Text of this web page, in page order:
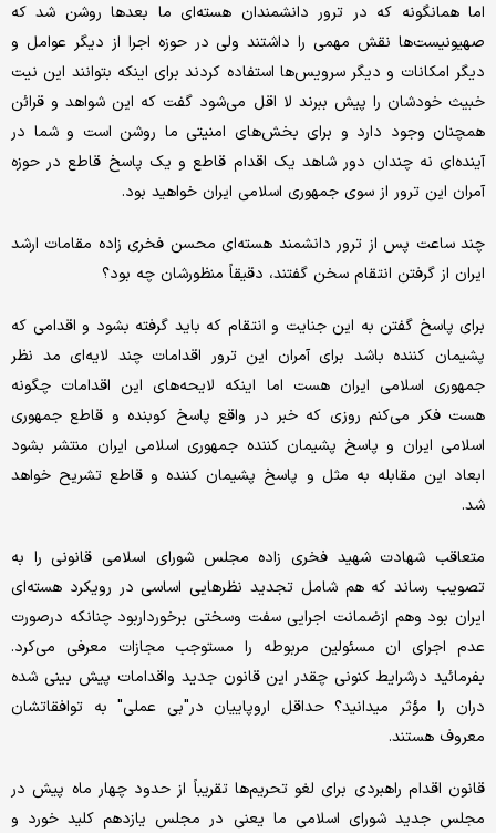
اما همانگونه که در ترور دانشمندان هسته‌ای ما بعدها روشن شد که
صهیونیست‌ها نقش مهمی را داشتند ولی در حوزه اجرا از دیگر عوامل و
دیگر امکانات و دیگر سرویس‌ها استفاده کردند برای اینکه بتوانند این نیت
خبیث خودشان را پیش ببرند لا اقل می‌شود گفت که این شواهد و قرائن
همچنان وجود دارد و برای بخش‌های امنیتی ما روشن است و شما در
آینده‌ای نه چندان دور شاهد یک اقدام قاطع و یک پاسخ قاطع در حوزه
آمران این ترور از سوی جمهوری اسلامی ایران خواهید بود.
چند ساعت پس از ترور دانشمند هسته‌ای محسن فخری زاده مقامات ارشد
ایران از گرفتن انتقام سخن گفتند، دقیقاً منظورشان چه بود؟
برای پاسخ گفتن به این جنایت و انتقام که باید گرفته بشود و اقدامی که
پشیمان کننده باشد برای آمران این ترور اقدامات چند لایه‌ای مد نظر
جمهوری اسلامی ایران هست اما اینکه لایحه‌های این اقدامات چگونه
هست فکر می‌کنم روزی که خبر در واقع پاسخ کوبنده و قاطع جمهوری
اسلامی ایران و پاسخ پشیمان کننده جمهوری اسلامی ایران منتشر بشود
ابعاد این مقابله به مثل و پاسخ پشیمان کننده و قاطع تشریح خواهد
شد.
متعاقب شهادت شهید فخری زاده مجلس شورای اسلامی قانونی را به
تصویب رساند که هم شامل تجدید نظرهایی اساسی در رویکرد هسته‌ای
ایران بود وهم ازضمانت اجرایی سفت وسختی برخورداربود چنانکه درصورت
عدم اجرای ان مسئولین مربوطه را مستوجب مجازات معرفی می‌کرد.
بفرمائید درشرایط کنونی چقدر این قانون جدید واقدامات پیش بینی شده
دران را مؤثر میدانید؟ حداقل اروپاییان در"بی عملی" به توافقاتشان
معروف هستند.
قانون اقدام راهبردی برای لغو تحریم‌ها تقریباً از حدود چهار ماه پیش در
مجلس جدید شورای اسلامی ما یعنی در مجلس یازدهم کلید خورد و